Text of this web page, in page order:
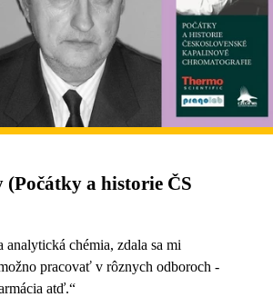
(Počátky a historie ČS
analytická chémia, zdala sa mi
pracovať v rôznych odboroch ‐
atď.“